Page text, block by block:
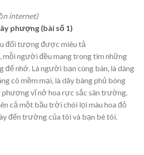
internet)
phượng (bài số 1)
đối tượng được miêu tả
mỗi người đều mang trong tim những
để nhớ. Là người bạn cùng bàn, là dáng
cô mềm mại, là dãy bàng phủ bóng
phượng vĩ nở hoa rực sắc sân trường.
cả một bầu trời chói lọi màu hoa đỏ
đến trường của tôi và bạn bè tôi.